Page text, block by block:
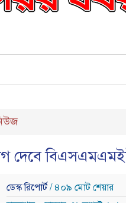
দেবে
ডেস্ক রিপোর্ট/ ৪০৯ মোট শেয়ার